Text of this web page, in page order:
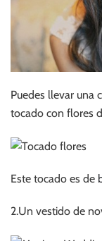
Puedes llevar una
tocado con flores
Este tocado es de
2.Un vestido de